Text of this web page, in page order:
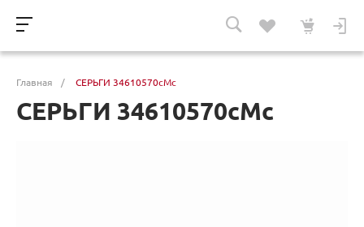
Главная / СЕРЬГИ 34610570сМс
СЕРЬГИ 34610570сМс